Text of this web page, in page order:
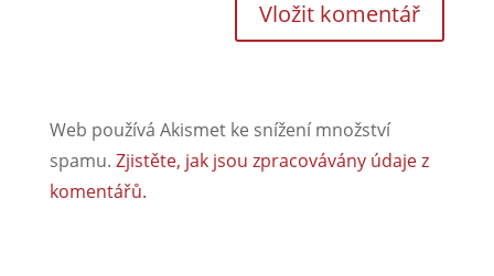
Web používá Akismet ke snížení množství
spamu. Zjistěte, jak jsou zpracovávány údaje z
komentářů.